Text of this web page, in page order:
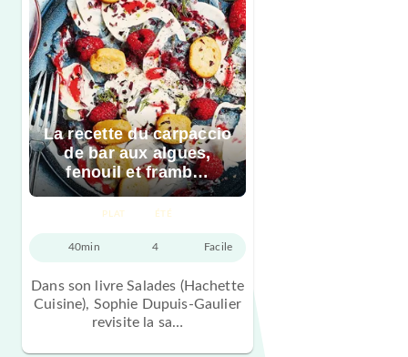
La recette du carpaccio
de bar aux algues,
fenouil et framb…
PLAT ÉTÉ
40min 4 Facile
Dans son livre Salades (Hachette
Cuisine), Sophie Dupuis-Gaulier
revisite la sa…